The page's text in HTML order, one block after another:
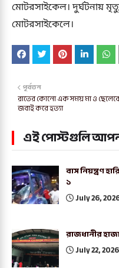
মোটরসাইকেল। দুর্ঘটনায়
মোটরসাইকেলে।
পূর্বতন
রাতের কোনো এক সময় মা ও
জবাই করে হত্যা
এই পোস্টগুলি
বাস নিয়ন্ত্রণ
১
July 26,
রাজধানীর
July 22, 2026